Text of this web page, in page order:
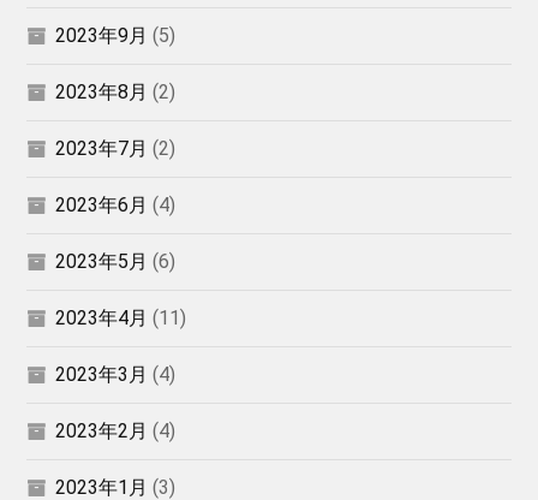
2023年9月 (5)
2023年8月 (2)
2023年7月 (2)
2023年6月 (4)
2023年5月 (6)
2023年4月 (11)
2023年3月 (4)
2023年2月 (4)
2023年1月 (3)